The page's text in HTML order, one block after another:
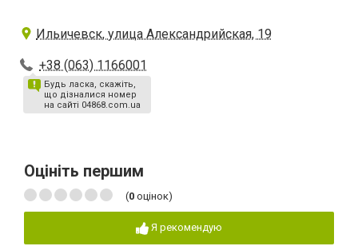
Ильичевск, улица Александрийская, 19
+38 (063) 1166001
Будь ласка, скажіть,
що дізналися номер
на сайті 04868.com.ua
Оцініть першим
(0 оцінок)
Я рекомендую